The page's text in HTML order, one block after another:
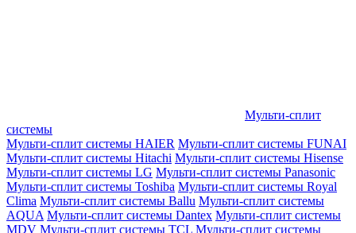
Мульти-сплит
системы
Мульти-сплит системы HAIER Мульти-сплит системы FUNAI
Мульти-сплит системы Hitachi Мульти-сплит системы Hisense
Мульти-сплит системы LG Мульти-сплит системы Panasonic
Мульти-сплит системы Toshiba Мульти-сплит системы Royal
Clima Мульти-сплит системы Ballu Мульти-сплит системы
AQUA Мульти-сплит системы Dantex Мульти-сплит системы
MDV Мульти-сплит системы TCL Мульти-сплит системы